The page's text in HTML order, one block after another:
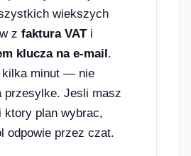
wiekszych
z faktura VATi
klucza na e-mail.
kilka minut — nie
przesylke. Jesli masz
ktory plan wybrac,
odpowie przez czat.